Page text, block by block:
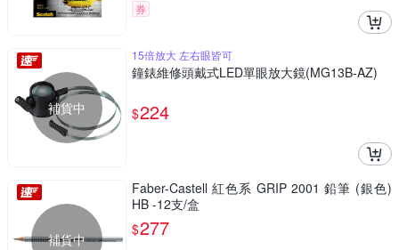
券
補貨中
15倍放大 左右眼皆可
鐘錶維修頭戴式LED單眼放大鏡(MG13B-AZ)
$224
補貨中
Faber-Castell 紅色系 GRIP 2001 鉛筆 (銀色)
HB -12支/盒
$277